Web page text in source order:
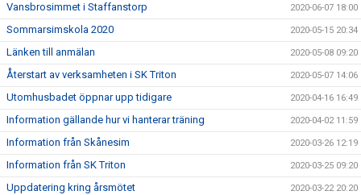
Vansbrosimmet i Staffanstorp 2020-06-07 18:00
Sommarsimskola 2020 2020-05-15 20:34
Länken till anmälan 2020-05-08 09:20
Återstart av verksamheten i SK Triton 2020-05-07 14:06
Utomhusbadet öppnar upp tidigare 2020-04-16 16:49
Information gällande hur vi hanterar träning 2020-04-02 11:59
Information från Skånesim 2020-03-26 12:19
Information från SK Triton 2020-03-25 09:20
Uppdatering kring årsmötet 2020-03-22 20:20